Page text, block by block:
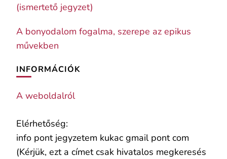
(ismertető jegyzet)
A bonyodalom fogalma, szerepe az epikus
művekben
INFORMÁCIÓK
A weboldalról
Elérhetőség:
info pont jegyzetem kukac gmail pont com
(Kérjük, ezt a címet csak hivatalos megkeresés